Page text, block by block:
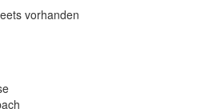
vorhanden